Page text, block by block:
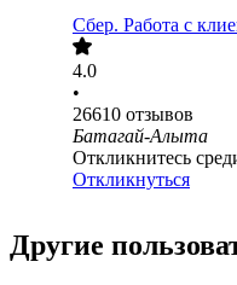
Сбер. Работа с
4.0
•
26610 отзывов
Батагай-Алыта
Откликнитесь
Откликнуться
Другие